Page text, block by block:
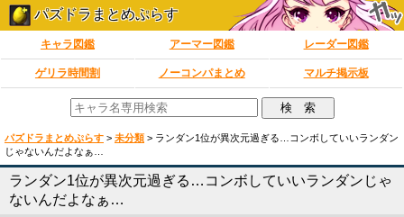
パズドラまとめぷらす
キャラ図鑑 アーマー図鑑 レーダー図鑑
ゲリラ時間割 ノーコンパまとめ マルチ掲示板
パズドラまとめぷらす > 未分類 > ランダン1位が異次元過ぎる…コンボしていいランダン
じゃないんだよなぁ…
ランダン1位が異次元過ぎる…コンボしていいランダンじゃ
ないんだよなぁ…